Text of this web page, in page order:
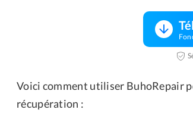
Voici comment utiliser BuhoRepair
récupération :